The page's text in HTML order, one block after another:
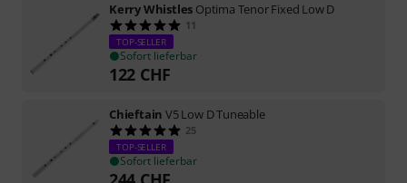
Kerry Whistles Optima Tenor Fixed Low D
11
TOP-SELLER
Sofort lieferbar
122 CHF
Chieftain V5 Low D Tuneable
25
TOP-SELLER
Sofort lieferbar